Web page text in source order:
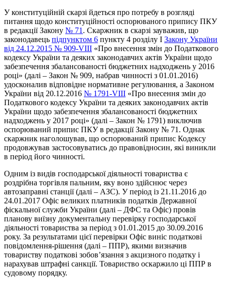
У конституційній скарзі йдеться про потребу в розгляді
питання щодо конституційності оспорюваного припису ПКУ
в редакції Закону № 71 . Скаржник в скарзі зауважив, що
законодавець підпунктом 6 пункту 4 розділу I Закону України
від 24.12.2015 № 909-VIII «Про внесення змін до Податкового
кодексу України та деяких законодавчих актів України щодо
забезпечення збалансованості бюджетних надходжень у 2016
році» (далі – Закон № 909, набрав чинності з 01.01.2016)
удосконалив відповідне нормативне регулювання, а Законом
України від 20.12.2016 № 1791-VIII «Про внесення змін до
Податкового кодексу України та деяких законодавчих актів
України щодо забезпечення збалансованості бюджетних
надходжень у 2017 році» (далі – Закон № 1791) виключив
оспорюваний припис ПКУ в редакції Закону № 71. Однак
скаржник наголошував, що оспорюваний припис Кодексу
продовжував застосовуватись до правовідносин, які виникли
в період його чинності.
Одним із видів господарської діяльності товариства є
роздрібна торгівля пальним, яку воно здійснює через
автозаправні станції (далі – АЗС). У період із 21.11.2016 до
24.01.2017 Офіс великих платників податків Державної
фіскальної служби України (далі – ДФС та Офіс) провів
планову виїзну документальну перевірку господарської
діяльності товариства за період з 01.01.2015 до 30.09.2016
року. За результатами цієї перевірки Офіс виніс податкові
повідомлення-рішення (далі – ППР), якими визначив
товариству податкові зобов’язання з акцизного податку і
нарахував штрафні санкції. Товариство оскаржило ці ППР в
судовому порядку.